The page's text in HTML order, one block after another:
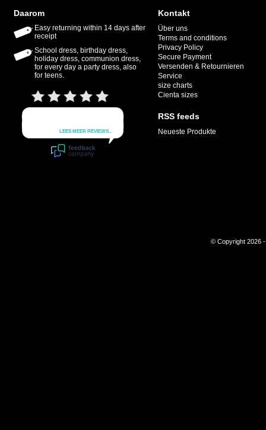
Daarom
Easy returning within 14 days after
receipt
School dress, birthday dress,
holiday dress, communion dress,
for every day a party dress, also
for teens.
Kontakt
Über uns
Terms and conditions
Privacy Policy
Secure Payment
Versenden & Retournieren
Service
size charts
Cienta sizes
RSS feeds
Neueste Produkte
© Copyright 2026